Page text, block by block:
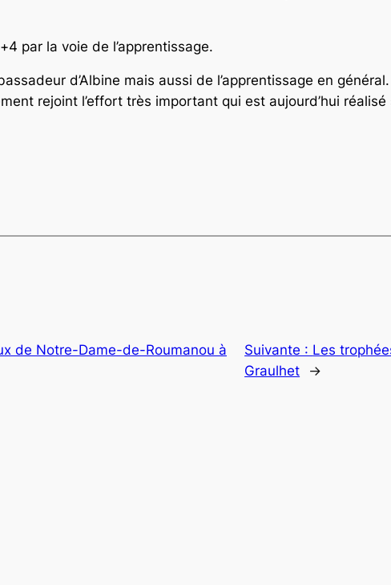
par la voie de l’apprentissage.
d’Albine mais aussi de l’apprentissage en
rejoint l’effort très important qui est aujourd’hui
de Notre-Dame-de-Roumanou à
Suivante : Les
Graulhet
→